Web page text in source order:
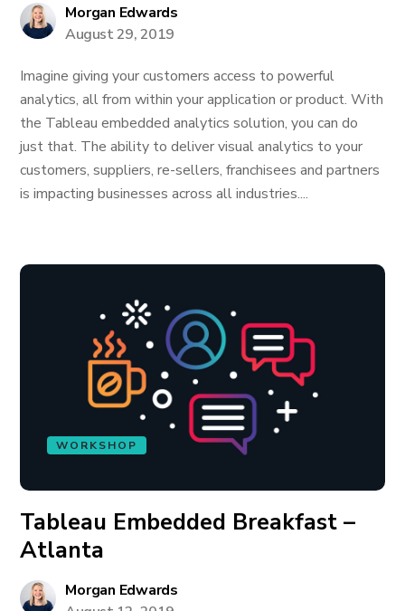
Morgan Edwards
August 29, 2019
Imagine giving your customers access to powerful
analytics, all from within your application or product. With
the Tableau embedded analytics solution, you can do
just that. The ability to deliver visual analytics to your
customers, suppliers, re-sellers, franchisees and partners
is impacting businesses across all industries....
WORKSHOP
Tableau Embedded Breakfast –
Atlanta
Morgan Edwards